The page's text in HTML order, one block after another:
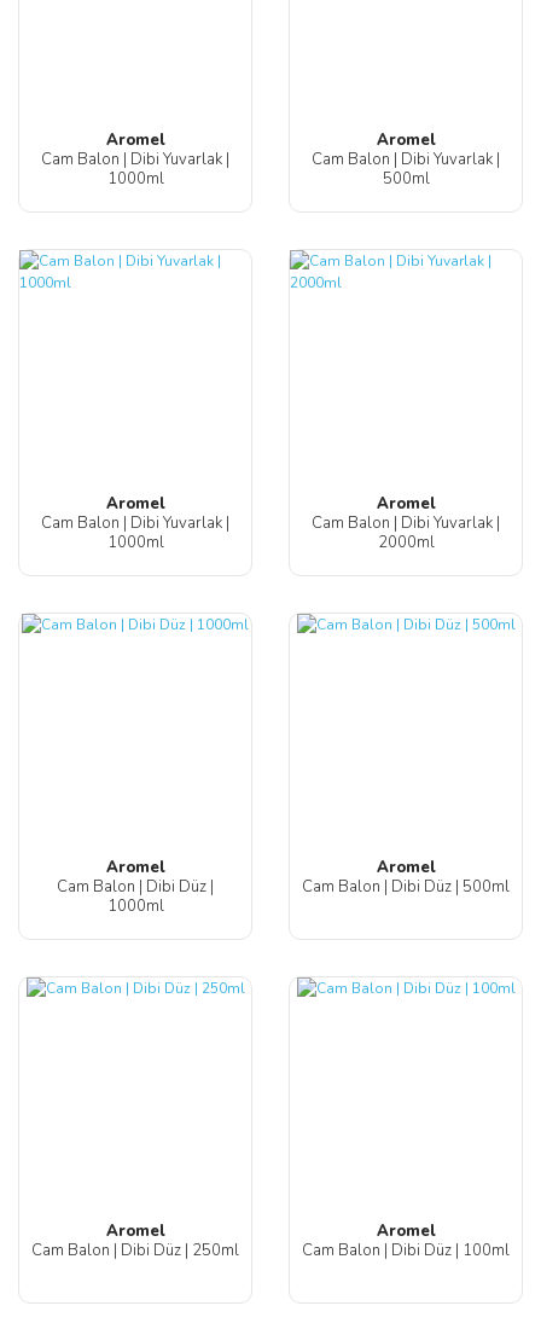
Aromel
Cam Balon | Dibi Yuvarlak |
1000ml
Aromel
Cam Balon | Dibi Yuvarlak |
500ml
Aromel
Cam Balon | Dibi Yuvarlak |
1000ml
Aromel
Cam Balon | Dibi Yuvarlak |
2000ml
Aromel
Cam Balon | Dibi Düz |
1000ml
Aromel
Cam Balon | Dibi Düz | 500ml
Aromel
Cam Balon | Dibi Düz | 250ml
Aromel
Cam Balon | Dibi Düz | 100ml